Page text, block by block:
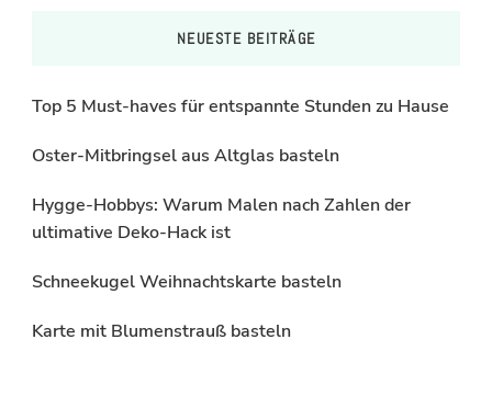
NEUESTE BEITRÄGE
Top 5 Must-haves für entspannte Stunden zu Hause
Oster-Mitbringsel aus Altglas basteln
Hygge-Hobbys: Warum Malen nach Zahlen der
ultimative Deko-Hack ist
Schneekugel Weihnachtskarte basteln
Karte mit Blumenstrauß basteln